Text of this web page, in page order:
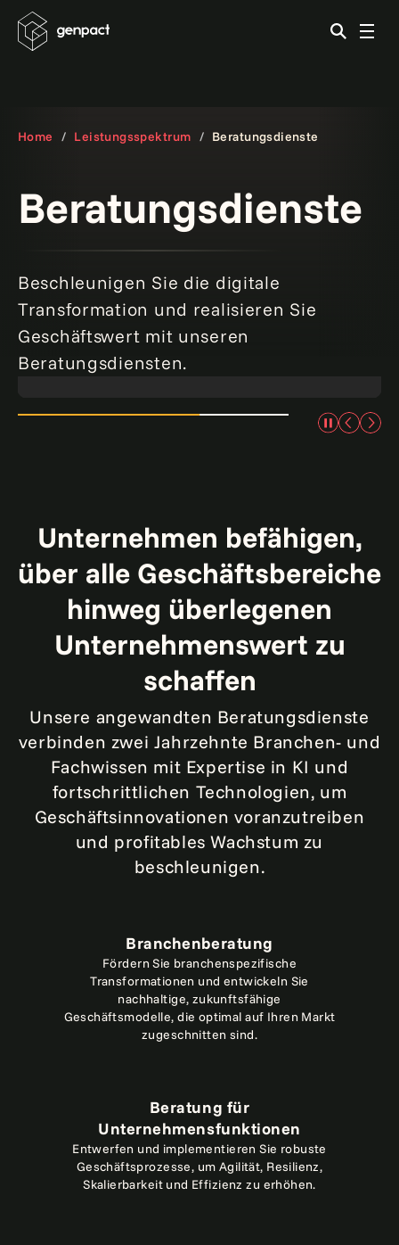
Home Leistungsspektrum Beratungsdienste
Beratungsdienste
Beschleunigen Sie die digitale
Transformation und realisieren Sie
Geschäftswert mit unseren
Beratungsdiensten.
Genpacts KI-Gigafactory: Ein innovatives
Bereitstellungsmodell zur Entwicklung intelligenter,
erfahren
Unternehmen befähigen,
über alle Geschäftsbereiche
hinweg überlegenen
Unternehmenswert zu
schaffen
Unsere angewandten Beratungsdienste
verbinden zwei Jahrzehnte Branchen- und
Fachwissen mit Expertise in KI und
fortschrittlichen Technologien, um
Geschäftsinnovationen voranzutreiben
und profitables Wachstum zu
beschleunigen.
Branchenberatung
Fördern Sie branchenspezifische
Transformationen und entwickeln Sie
nachhaltige, zukunftsfähige
Geschäftsmodelle, die optimal auf Ihren Markt
zugeschnitten sind.
Beratung für
Unternehmensfunktionen
Entwerfen und implementieren Sie robuste
Geschäftsprozesse, um Agilität, Resilienz,
Skalierbarkeit und Effizienz zu erhöhen.